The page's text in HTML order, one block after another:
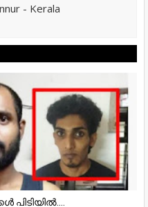
- Kerala